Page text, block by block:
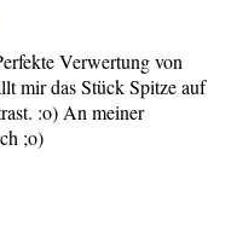
Verwertung von
mir das Stück Spitze auf
:o) An meiner
;o)